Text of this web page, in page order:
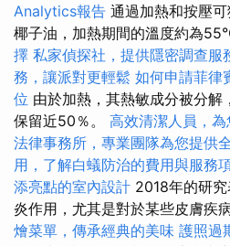
Analytics報告 通過加熱和按壓
椰子油，加熱期間的溫度約為
擇 私家偵探社，提供隱密調查服
務，讓派對更輕鬆 如何申請菲律
位 由於加熱，其熱敏成分被分解
保留近50％。 高效清潔人員，
法律事務所，專業團隊為您提供
用，了解白蟻防治的費用與服務
添亮點的室內設計 2018年的研
炎作用，尤其是對於某些皮膚疾
燴菜單，傳承經典的美味 護照過